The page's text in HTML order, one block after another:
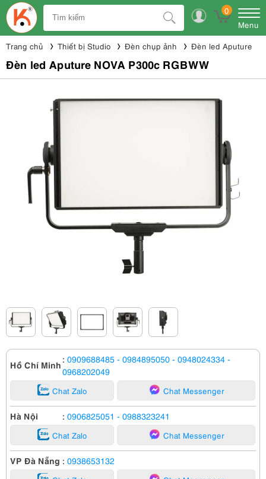
0
Menu
Trang chủ Thiết bị Studio Đèn chụp ảnh Đèn led Aputure
Đèn led Aputure NOVA P300c RGBWW
Hồ Chí Minh : 0909688485 - 0984895050 - 0948024334 -
0968202049
Chat Zalo Chat Messenger
Hà Nội : 0906825051 - 0988323241
Chat Zalo Chat Messenger
VP Đà Nẵng : 0938653132